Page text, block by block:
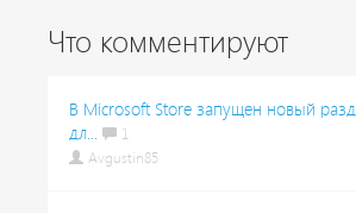
Что комментируют
В Microsoft Store запущен новый
дл...
1
Avgustin85